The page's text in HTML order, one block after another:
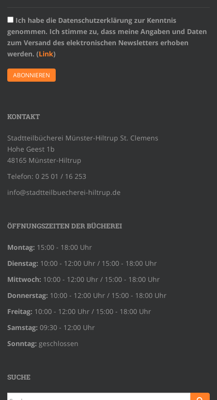
Ich habe die Datenschutzerklärung zur Kenntnis
genommen. Ich stimme zu, dass meine Angaben und Daten
zum Versand des elektronischen Newsletters erhoben
werden. (Link)
KONTAKT
Stadtteilbücherei Münster-Hiltrup St. Clemens
Hohe Geest 1b
48165 Münster-Hiltrup
Telefon: 0 25 01 / 16 253
info@stadtteilbuecherei-hiltrup.de
ÖFFNUNGSZEITEN DER BÜCHEREI
Montag: 15:00 - 18:00 Uhr
Dienstag: 10:00 - 12:00 Uhr / 15:00 - 18:00 Uhr
Mittwoch: 10:00 - 12:00 Uhr / 15:00 - 18:00 Uhr
Donnerstag: 10:00 - 12:00 Uhr / 15:00 - 18:00 Uhr
Freitag: 10:00 - 12:00 Uhr / 15:00 - 18:00 Uhr
Samstag: 09:30 - 12:00 Uhr
Sonntag: geschlossen
SUCHE
Suche